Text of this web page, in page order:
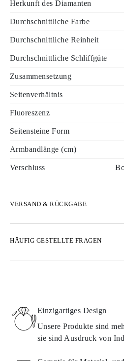
Herkunft des Diamanten
Durchschnittliche Farbe
Durchschnittliche Reinheit
Durchschnittliche Schliffgüte
Zusammensetzung
Seitenverhältnis
Fluoreszenz
Seitensteine Form
Armbandlänge (cm)
Verschluss
VERSAND & RÜCKGABE
Expressversand-Optionen sind
Spanien
Details zu Versandmethoden,
unserenhäufig gestellten Fragen
HÄUFIG GESTELLTE FRAGEN
Einzigartiges Design
Unsere Produkte sind
sie sind Ausdruck von